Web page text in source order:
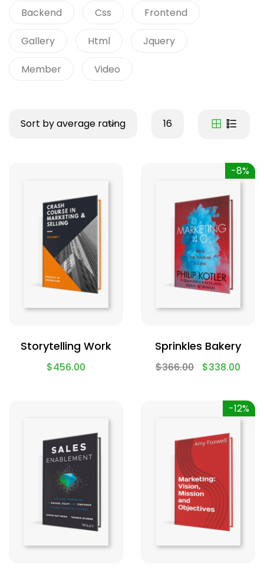
Backend Css Frontend
Gallery Html Jquery
Member Video
Sort by average rating 16
Storytelling Work
$456.00
-8%
Sprinkles Bakery
$366.00 $338.00
-12%